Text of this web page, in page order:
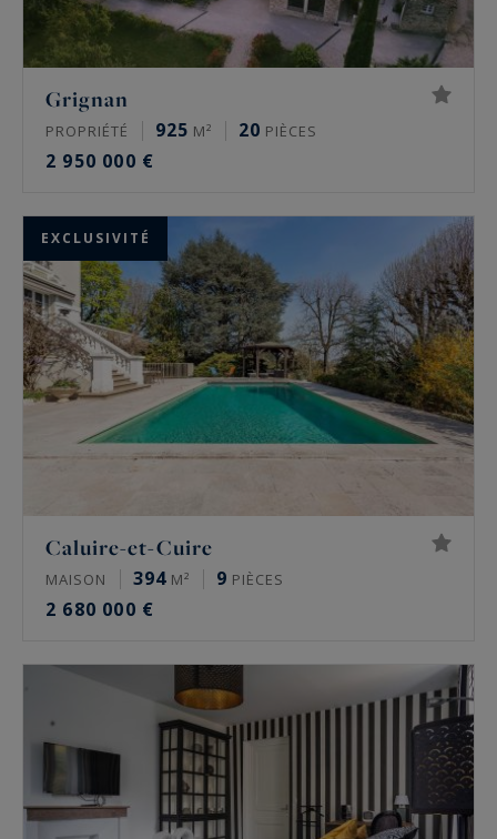
Grignan
PROPRIÉTÉ 925 M² 20 PIÈCES
2 950 000 €
EXCLUSIVITÉ
Caluire-et-Cuire
MAISON 394 M² 9 PIÈCES
2 680 000 €